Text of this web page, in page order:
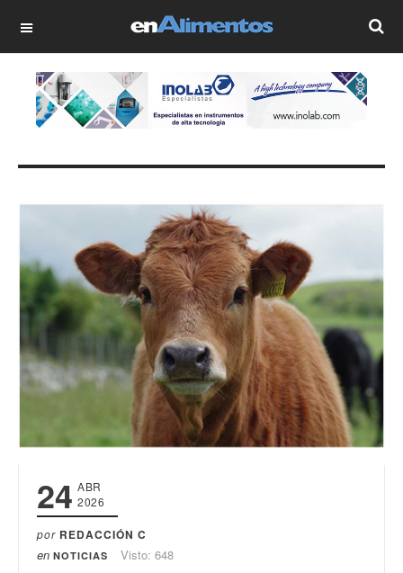
OFF CANVAS
24 ABR
2026
por REDACCIÓN C
en NOTICIAS Visto: 648